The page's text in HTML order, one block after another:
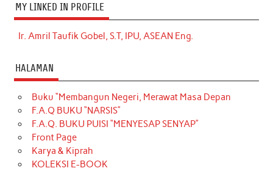
MY LINKED IN PROFILE
Ir. Amril Taufik Gobel, S.T, IPU, ASEAN Eng.
HALAMAN
Buku “Membangun Negeri, Merawat Masa Depan
F.A.Q BUKU “NARSIS”
F.A.Q. BUKU PUISI “MENYESAP SENYAP”
Front Page
Karya & Kiprah
KOLEKSI E-BOOK